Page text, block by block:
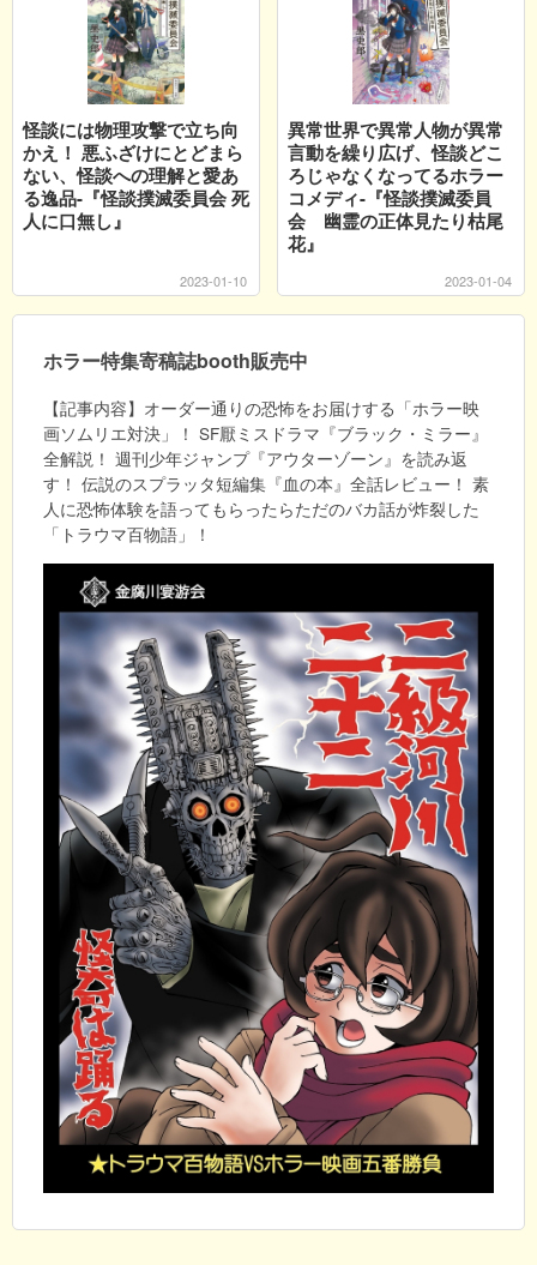
2023-01-10
怪談には物理攻撃で立ち向
かえ！ 悪ふざけにとどまら
ない、怪談への理解と愛あ
る逸品-『怪談撲滅委員会 死
人に口無し』
2023-01-04
異常世界で異常人物が異常
言動を繰り広げ、怪談どこ
ろじゃなくなってるホラー
コメディ-『怪談撲滅委員
会 幽霊の正体見たり枯尾
花』
ホラー特集寄稿誌booth販売中
【記事内容】オーダー通りの恐怖をお届けする「ホラー映
画ソムリエ対決」！ SF厭ミスドラマ『ブラック・ミラー』
全解説！ 週刊少年ジャンプ『アウターゾーン』を読み返
す！ 伝説のスプラッタ短編集『血の本』全話レビュー！ 素
人に恐怖体験を語ってもらったらただのバカ話が炸裂した
「トラウマ百物語」！